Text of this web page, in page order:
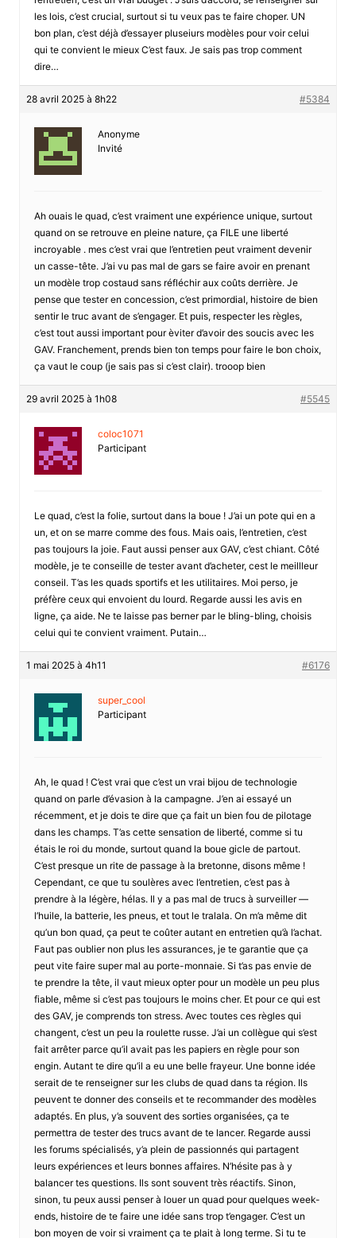
les lois, c’est crucial, surtout si tu veux pas te faire choper. UN
bon plan, c’est déjà d’essayer pluseiurs modèles pour voir celui
qui te convient le mieux C’est faux. Je sais pas trop comment
dire…
28 avril 2025 à 8h22 #5384
Anonyme
Invité
Ah ouais le quad, c’est vraiment une expérience unique, surtout
quand on se retrouve en pleine nature, ça FILE une liberté
incroyable . mes c’est vrai que l’entretien peut vraiment devenir
un casse-tête. J’ai vu pas mal de gars se faire avoir en prenant
un modèle trop costaud sans réfléchir aux coûts derrière. Je
pense que tester en concession, c’est primordial, histoire de bien
sentir le truc avant de s’engager. Et puis, respecter les règles,
c’est tout aussi important pour èviter d’avoir des soucis avec les
GAV. Franchement, prends bien ton temps pour faire le bon choix,
ça vaut le coup (je sais pas si c’est clair). trooop bien
29 avril 2025 à 1h08 #5545
coloc1071
Participant
Le quad, c’est la folie, surtout dans la boue ! J’ai un pote qui en a
un, et on se marre comme des fous. Mais oais, l’entretien, c’est
pas toujours la joie. Faut aussi penser aux GAV, c’est chiant. Côté
modèle, je te conseille de tester avant d’acheter, cest le meillleur
conseil. T’as les quads sportifs et les utilitaires. Moi perso, je
préfère ceux qui envoient du lourd. Regarde aussi les avis en
ligne, ça aide. Ne te laisse pas berner par le bling-bling, choisis
celui qui te convient vraiment. Putain…
1 mai 2025 à 4h11 #6176
super_cool
Participant
Ah, le quad ! C’est vrai que c’est un vrai bijou de technologie
quand on parle d’évasion à la campagne. J’en ai essayé un
récemment, et je dois te dire que ça fait un bien fou de pilotage
dans les champs. T’as cette sensation de liberté, comme si tu
étais le roi du monde, surtout quand la boue gicle de partout.
C’est presque un rite de passage à la bretonne, disons même !
Cependant, ce que tu soulères avec l’entretien, c’est pas à
prendre à la légère, hélas. Il y a pas mal de trucs à surveiller —
l’huile, la batterie, les pneus, et tout le tralala. On m’a même dit
qu’un bon quad, ça peut te coûter autant en entretien qu’à l’achat.
Faut pas oublier non plus les assurances, je te garantie que ça
peut vite faire super mal au porte-monnaie. Si t’as pas envie de
te prendre la tête, il vaut mieux opter pour un modèle un peu plus
fiable, même si c’est pas toujours le moins cher. Et pour ce qui est
des GAV, je comprends ton stress. Avec toutes ces règles qui
changent, c’est un peu la roulette russe. J’ai un collègue qui s’est
fait arrêter parce qu’il avait pas les papiers en règle pour son
engin. Autant te dire qu’il a eu une belle frayeur. Une bonne idée
serait de te renseigner sur les clubs de quad dans ta région. Ils
peuvent te donner des conseils et te recommander des modèles
adaptés. En plus, y’a souvent des sorties organisées, ça te
permettra de tester des trucs avant de te lancer. Regarde aussi
les forums spécialisés, y’a plein de passionnés qui partagent
leurs expériences et leurs bonnes affaires. N’hésite pas à y
balancer tes questions. Ils sont souvent très réactifs. Sinon,
sinon, tu peux aussi penser à louer un quad pour quelques week-
ends, histoire de te faire une idée sans trop t’engager. C’est un
bon moyen de voir si vraiment ça te plait à long terme. Si tu te